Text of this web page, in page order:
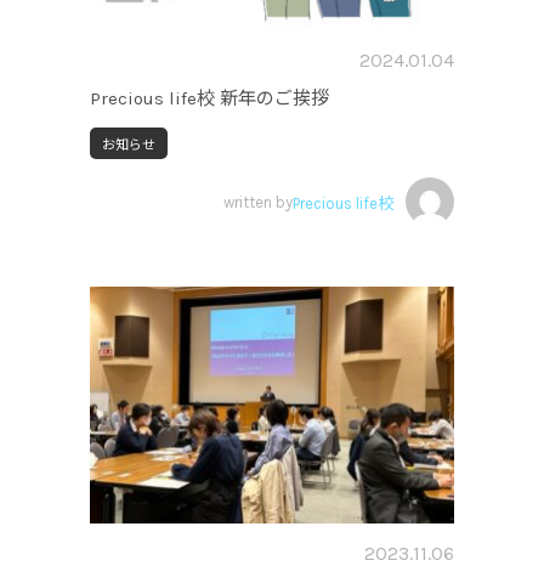
2024.01.04
Precious life校 新年のご挨拶
お知らせ
written byPrecious life校
2023.11.06